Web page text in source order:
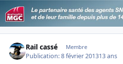
Rail cassé Membre
Publication:8 février 201313 ans